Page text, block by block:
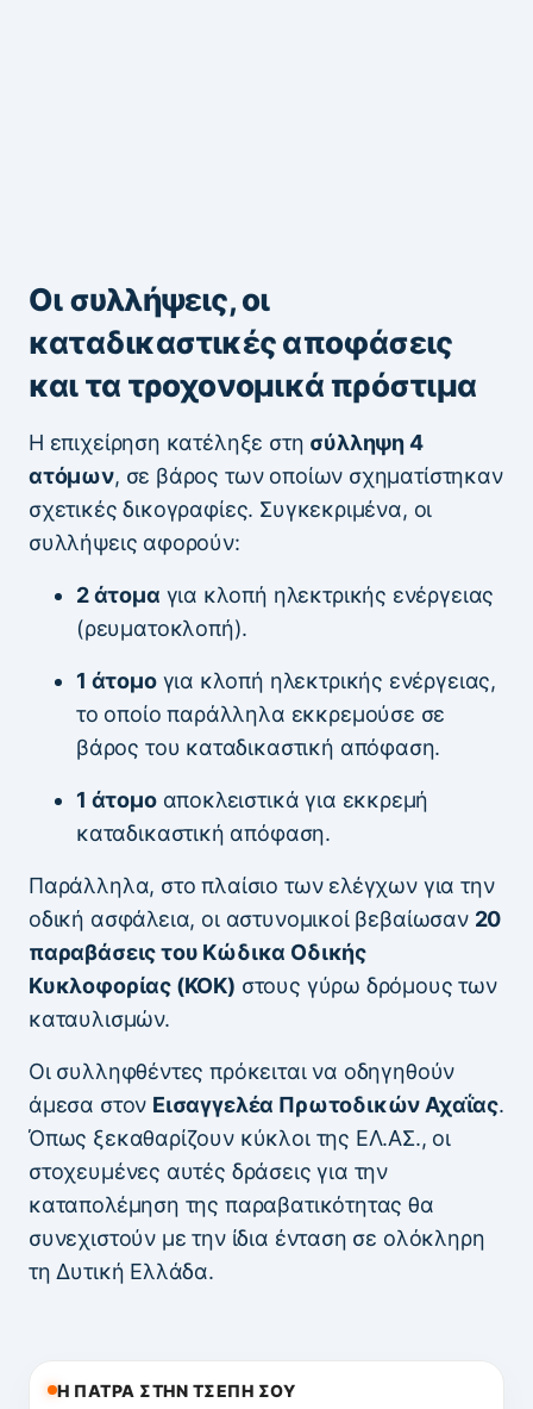
Οι συλλήψεις, οι
καταδικαστικές αποφάσεις
και τα τροχονομικά πρόστιμα
Η επιχείρηση κατέληξε στη σύλληψη 4
ατόμων, σε βάρος των οποίων σχηματίστηκαν
σχετικές δικογραφίες. Συγκεκριμένα, οι
συλλήψεις αφορούν:
2 άτομα για κλοπή ηλεκτρικής ενέργειας
(ρευματοκλοπή).
1 άτομογια κλοπή ηλεκτρικής ενέργειας,
το οποίο παράλληλα εκκρεμούσε σε
βάρος του καταδικαστική απόφαση.
1 άτομοαποκλειστικά για εκκρεμή
καταδικαστική απόφαση.
Παράλληλα, στο πλαίσιο των ελέγχων για την
οδική ασφάλεια, οι αστυνομικοί βεβαίωσαν 20
παραβάσεις του Κώδικα Οδικής
Κυκλοφορίας (ΚΟΚ) στους γύρω δρόμους των
καταυλισμών.
Οι συλληφθέντες πρόκειται να οδηγηθούν
άμεσα στον Εισαγγελέα Πρωτοδικών Αχαΐας.
Όπως ξεκαθαρίζουν κύκλοι της ΕΛ.ΑΣ., οι
στοχευμένες αυτές δράσεις για την
καταπολέμηση της παραβατικότητας θα
συνεχιστούν με την ίδια ένταση σε ολόκληρη
τη Δυτική Ελλάδα.
Η ΠΑΤΡΑ ΣΤΗΝ ΤΣΕΠΗ ΣΟΥ